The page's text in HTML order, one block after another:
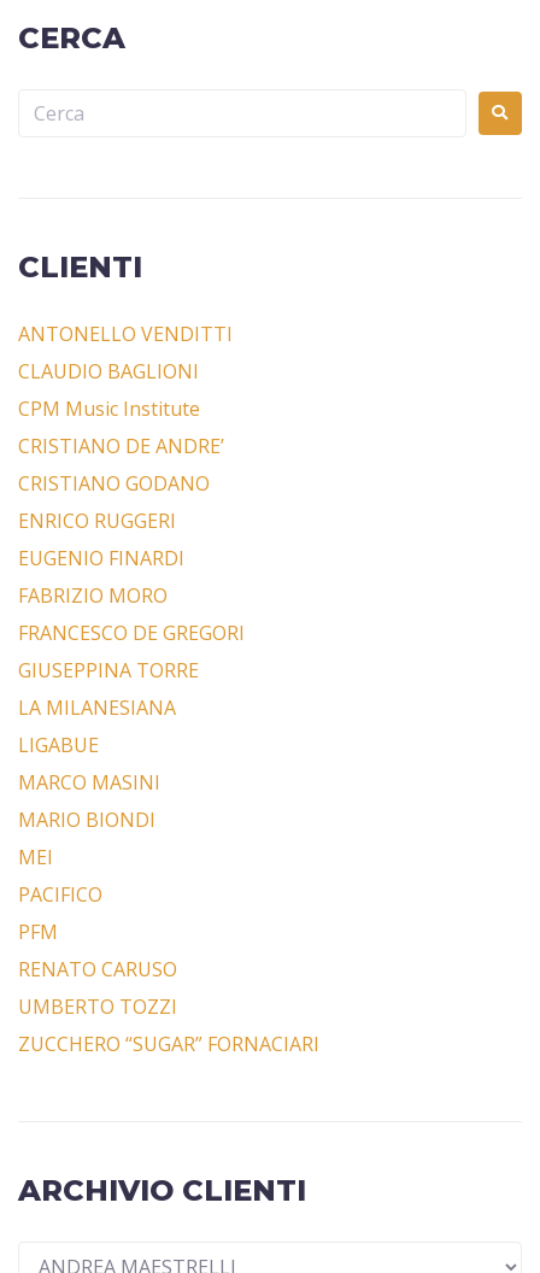
CERCA
CLIENTI
ANTONELLO VENDITTI
CLAUDIO BAGLIONI
CPM Music Institute
CRISTIANO DE ANDRE’
CRISTIANO GODANO
ENRICO RUGGERI
EUGENIO FINARDI
FABRIZIO MORO
FRANCESCO DE GREGORI
GIUSEPPINA TORRE
LA MILANESIANA
LIGABUE
MARCO MASINI
MARIO BIONDI
MEI
PACIFICO
PFM
RENATO CARUSO
UMBERTO TOZZI
ZUCCHERO “SUGAR” FORNACIARI
ARCHIVIO CLIENTI